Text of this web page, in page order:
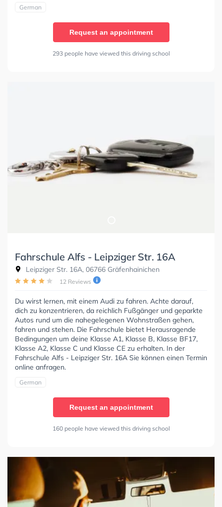
German
Request an appointment
293 people have viewed this driving school
Fahrschule Alfs - Leipziger Str. 16A
Leipziger Str. 16A, 06766 Gräfenhainichen
12 Reviews
Du wirst lernen, mit einem Audi zu fahren. Achte darauf,
dich zu konzentrieren, da reichlich Fußgänger und geparkte
Autos rund um die nahegelegenen Wohnstraßen gehen,
fahren und stehen. Die Fahrschule bietet Herausragende
Bedingungen um deine Klasse A1, Klasse B, Klasse BF17,
Klasse A2, Klasse C und Klasse CE zu erhalten. In der
Fahrschule Alfs - Leipziger Str. 16A Sie können einen Termin
online anfragen.
German
Request an appointment
160 people have viewed this driving school